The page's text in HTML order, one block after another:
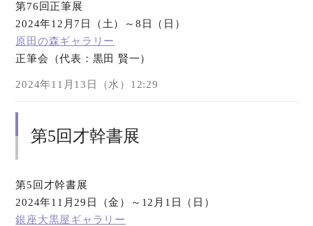
第76回正筆展
2024年12月7日（土）～8日（日）
原田の森ギャラリー
正筆会（代表：黒田 賢一）
2024年11月13日（水）12:29
第5回才幹書展
第5回才幹書展
2024年11月29日（金）～12月1日（日）
銀座大黒屋ギャラリー